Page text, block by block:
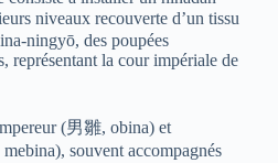
niveaux recouverte d’un tissu
ningyō, des poupées
représentant la cour impériale de
(男雛, obina) et
souvent accompagnés